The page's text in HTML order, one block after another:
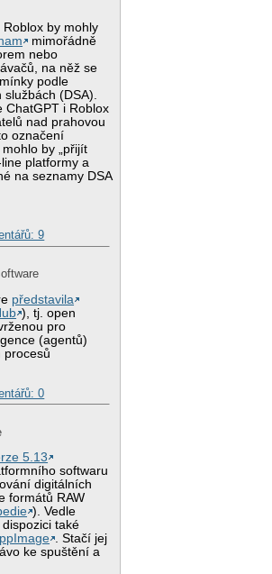
Roblox by mohly
mimořádně
nebo
na něž se
podle
(DSA).
ChatGPT i Roblox
nad prahovou
označení
by „přijít
platformy a
na seznamy DSA
9
představila
), tj. open
pro
(agentů)
procesů
0
5.13
softwaru
digitálních
formátů RAW
). Vedle
také
. Stačí jej
ke spuštění a